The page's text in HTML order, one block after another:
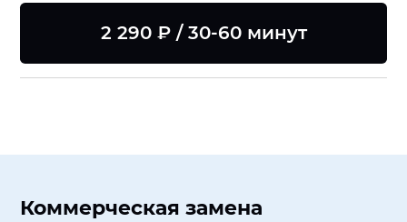
2 290 ₽ / 30-60 минут
Коммерческая замена